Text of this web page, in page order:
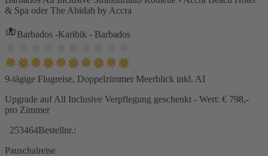
& Spa oder The Abidah by Accra
Barbados -Karibik - Barbados
9-tägige Flugreise, Doppelzimmer Meerblick inkl. AI
Upgrade auf All Inclusive Verpflegung geschenkt - Wert: € 798,-
pro Zimmer
253464Bestellnr.:
Pauschalreise